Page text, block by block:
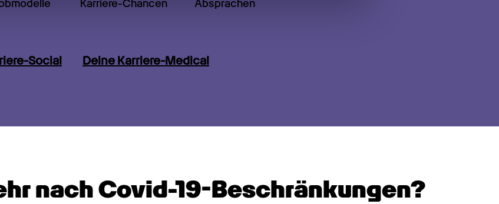
Karriere-Chancen
Absprachen
Social Deine Karriere-Medical
nach Covid-19-Beschränkungen?